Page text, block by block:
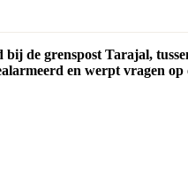
de grenspost Tarajal,
en werpt vragen